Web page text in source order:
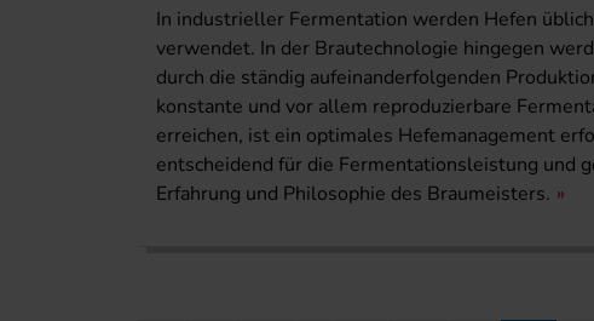
In industrieller Fermentation werden Hefen
verwendet. In der Brautechnologie hingegen
durch die ständig aufeinanderfolgenden
konstante und vor allem reproduzierbare
erreichen, ist ein optimales Hefemanagement
entscheidend für die Fermentationsleistung und
Erfahrung und Philosophie des Braumeisters.